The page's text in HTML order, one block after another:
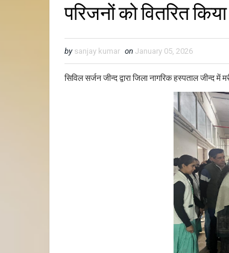
परिजनों को वितरित
by sanjay kumar on January 05, 2026
सिविल सर्जन जीन्द द्वारा जिला नागरिक हस्पताल जीन्द में